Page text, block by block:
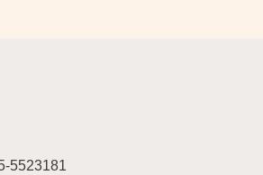
5523181